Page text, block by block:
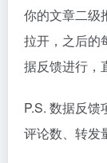
你的文章二级
拉开，之后的
据反馈进行，
P.S. 数据反馈
评论数、转发